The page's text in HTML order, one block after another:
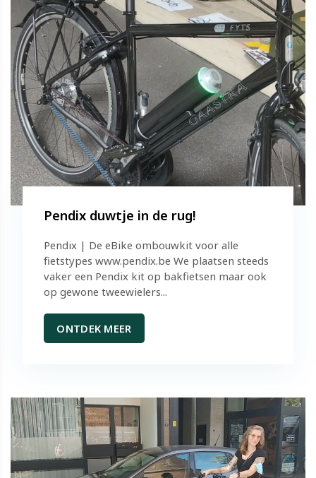
Pendix duwtje in de rug!
Pendix | De eBike ombouwkit voor alle
fietstypes www.pendix.be We plaatsen steeds
vaker een Pendix kit op bakfietsen maar ook
op gewone tweewielers...
ONTDEK MEER